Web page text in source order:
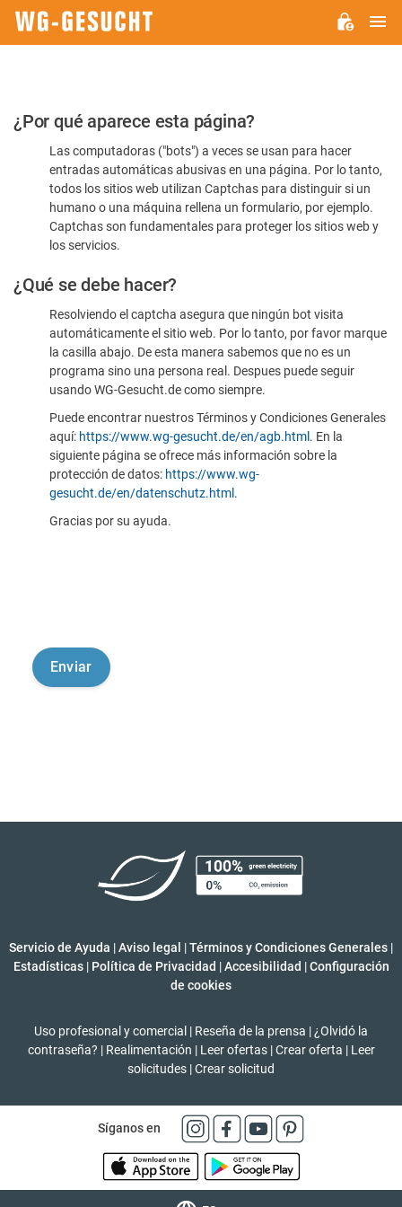
Por
favor,
confirme
humano
¿Por qué aparece esta página?
Las computadoras ("bots") a veces se usan para hacer
entradas automáticas abusivas en una página. Por lo tanto,
todos los sitios web utilizan Captchas para distinguir si un
humano o una máquina rellena un formulario, por ejemplo.
Captchas son fundamentales para proteger los sitios web y
los servicios.
¿Qué se debe hacer?
Resolviendo el captcha asegura que ningún bot visita
automáticamente el sitio web. Por lo tanto, por favor marque
la casilla abajo. De esta manera sabemos que no es un
programa sino una persona real. Despues puede seguir
usando WG-Gesucht.de como siempre.
Puede encontrar nuestros Términos y Condiciones Generales
aquí: https://www.wg-gesucht.de/en/agb.html . En la
siguiente página se ofrece más información sobre la
protección de datos: https://www.wg-
gesucht.de/en/datenschutz.html .
Gracias por su ayuda.
Servicio de Ayuda |Aviso legal |Términos y Condiciones Generales |
Estadísticas | Política de Privacidad | Accesibilidad | Configuración
de cookies
Uso profesional y comercial | Reseña de la prensa | ¿Olvidó la
contraseña? | Realimentación | Leer ofertas | Crear oferta | Leer
solicitudes |Crear solicitud
Síganos en